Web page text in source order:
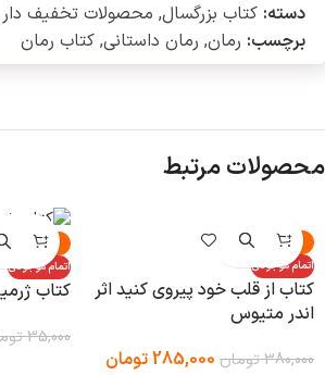
دسته: کتاب بزرگسال, محصولات تخفیف دار
برچسب: رمان, رمان داستانی, کتاب رمان
محصولات مرتبط
-25%
اتمام موجودی
کتاب از قلب خود پیروی کنید اثر
اندر متیوس
380,000تومان 285,000تومان
-26%
اتمام موجودی
کتاب
35,000